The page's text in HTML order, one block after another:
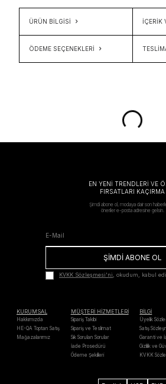
ÜRÜN BİLGİSİ İÇERIK
ÖDEME SEÇENEKLERI
EN YENİ TRENDLERİ VE
FIRSATLARI KAÇIRMA
Şimdi abone ol, modaya dair son
öneriler e-posta adresine gelsin.
ŞİMDİ ABONE OL
KVKK Sözleşmesi'ni, okudum, kabul
KURUMSAL
Hakkımızda
HE-QA Toptan Satış
Mağazalarımız
MÜŞTERİ HİZMETLERİ
Sipariş Takibi
Sipariş ve Teslimat
Sık Sorulan Sorular
İade Prosedürü
Ödeme Şekilleri
BİLGİ
Üyelik
Satış
Garanti ve
Gizlilik ve
KVKK